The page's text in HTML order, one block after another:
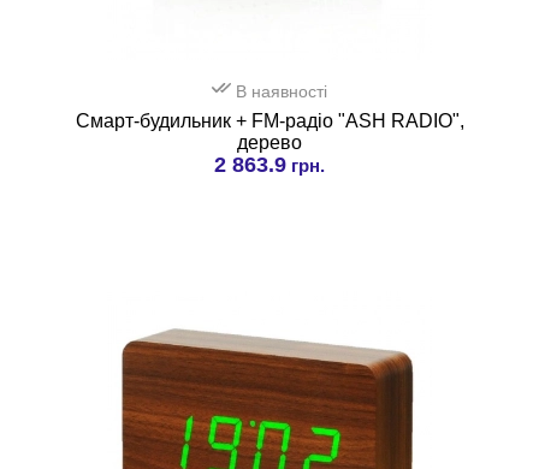
В наявності
Смарт-будильник + FM-радіо "ASH RADIO",
дерево
2 863.9 грн.